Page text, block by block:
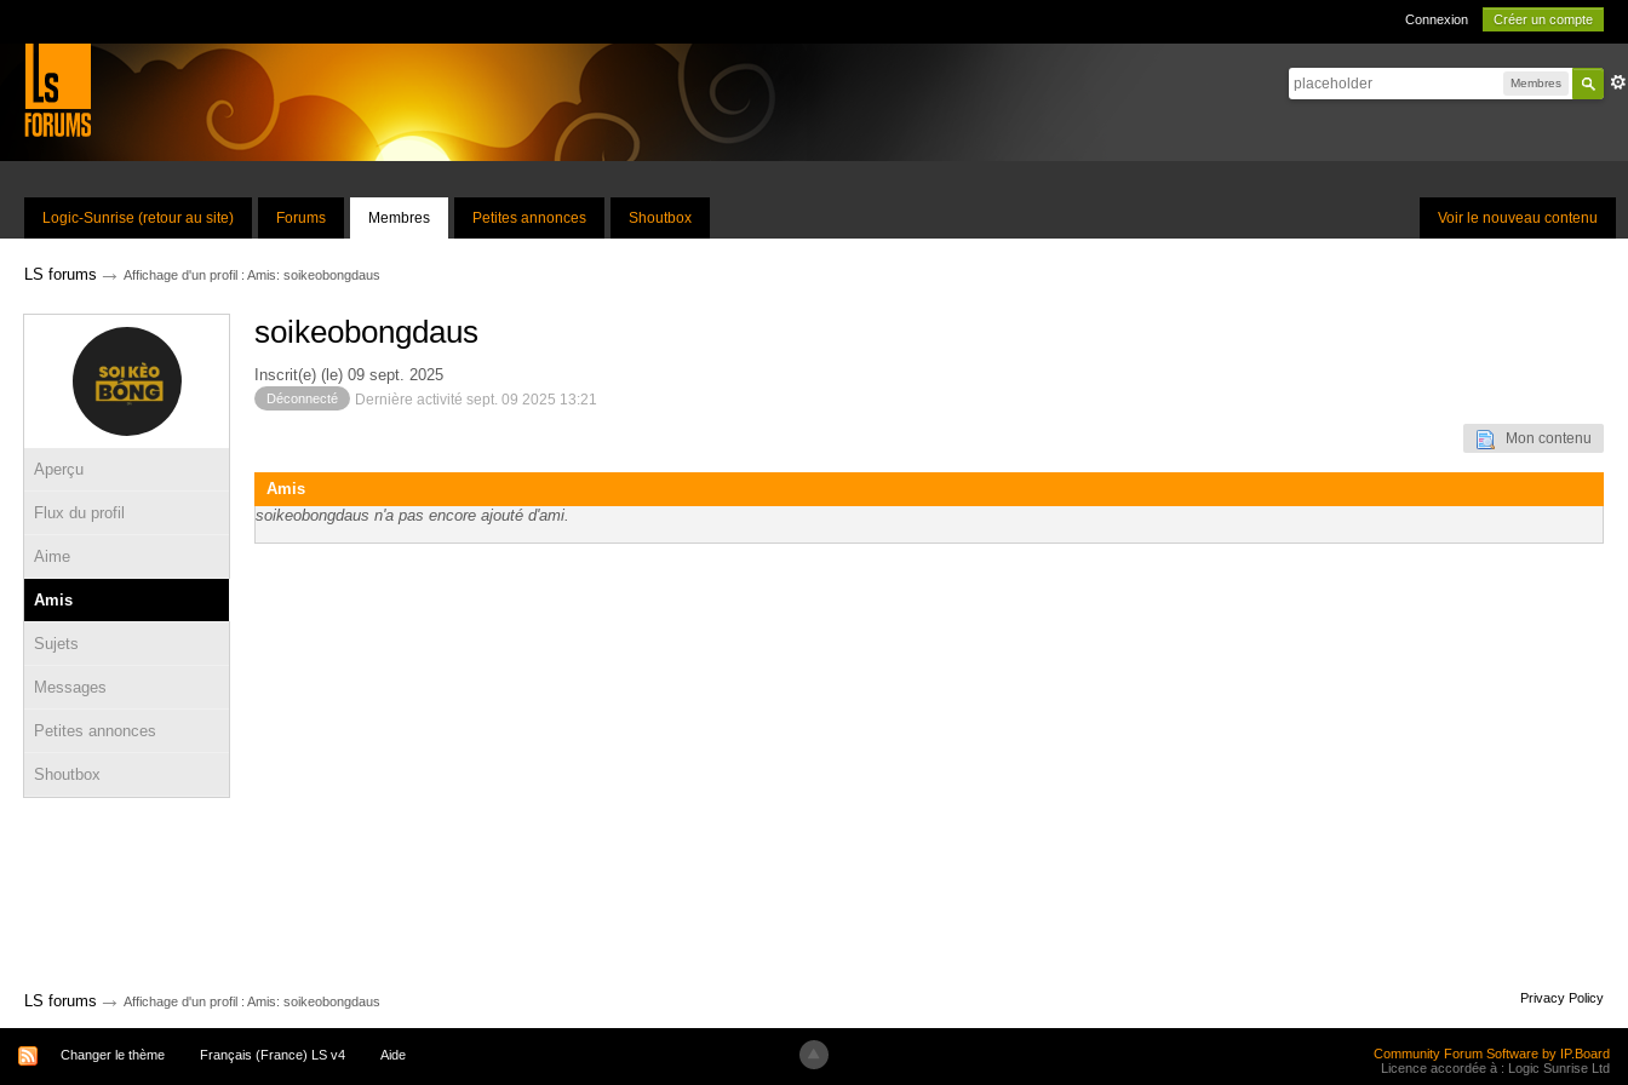
Connexion Créer un compte
Membres
Voir le nouveau contenu
Logic-Sunrise (retour au site) Forums Membres Petites annonces Shoutbox
LS forums → Affichage d'un profil : Amis: soikeobongdaus
Aperçu
Flux du profil
Aime
Amis
Sujets
Messages
Petites annonces
Shoutbox
soikeobongdaus
Inscrit(e) (le) 09 sept. 2025
Déconnecté Dernière activité sept. 09 2025 13:21
Mon contenu
Amis
soikeobongdaus n'a pas encore ajouté d'ami.
LS forums → Affichage d'un profil : Amis: soikeobongdaus Privacy Policy
Changer le thème Français (France) LS v4 Aide
Community Forum Software by IP.Board
Licence accordée à : Logic Sunrise Ltd